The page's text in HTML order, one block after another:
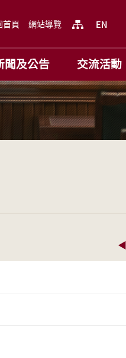
首頁 網站導覽
聞及公告 交流活動
◀